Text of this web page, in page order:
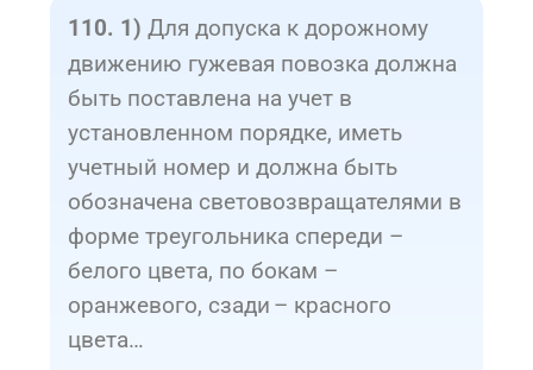
110. 1) Для допуска к дорожному
движению гужевая повозка должна
быть поставлена на учет в
установленном порядке, иметь
учетный номер и должна быть
обозначена световозвращателями в
форме треугольника спереди –
белого цвета, по бокам –
оранжевого, сзади – красного
цвета…